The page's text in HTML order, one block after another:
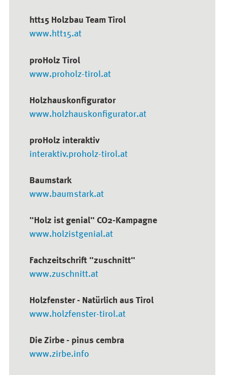
htt15 Holzbau Team Tirol
www.htt15.at
proHolz Tirol
www.proholz-tirol.at
Holzhauskonfigurator
www.holzhauskonfigurator.at
proHolz interaktiv
interaktiv.proholz-tirol.at
Baumstark
www.baumstark.at
"Holz ist genial" CO2-Kampagne
www.holzistgenial.at
Fachzeitschrift "zuschnitt"
www.zuschnitt.at
Holzfenster - Natürlich aus Tirol
www.holzfenster-tirol.at
Die Zirbe - pinus cembra
www.zirbe.info